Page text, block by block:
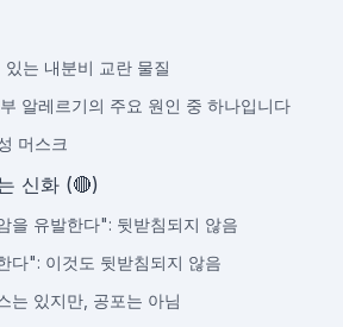
는 내분비 교란 물질
알레르기의 주요 원인 중 하나입니다
머스크
신화 (🔴)
을 유발한다": 뒷받침되지 않음
다": 이것도 뒷받침되지 않음
는 있지만, 공포는 아님